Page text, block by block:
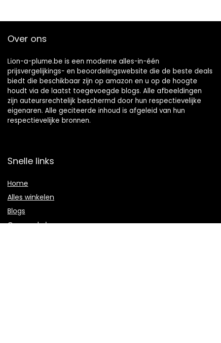
Over ons
Lion-a-plume.be is een moderne alles-in-één
prijsvergelijkings- en beoordelingswebsite die de beste deals
biedt die beschikbaar zijn op amazon en u op de hoogte
houdt via de laatst toegevoegde blogs. Alle afbeeldingen
zijn auteursrechtelijk beschermd door hun respectievelijke
eigenaren. Alle geciteerde inhoud is afgeleid van hun
respectievelijke bronnen.
Snelle links
Home
Alles winkelen
Blogs
Onze webshops